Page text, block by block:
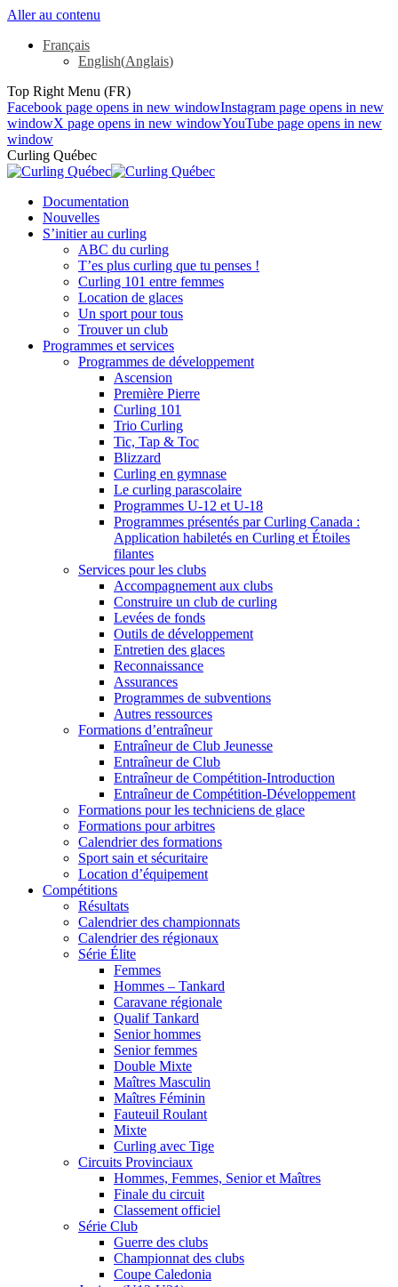
Aller au contenu
Français
English(Anglais)
Top Right Menu (FR)
Facebook page opens in new windowInstagram page opens in new
windowX page opens in new windowYouTube page opens in new
window
Curling Québec
Documentation
Nouvelles
S’initier au curling
ABC du curling
T’es plus curling que tu penses !
Curling 101 entre femmes
Location de glaces
Un sport pour tous
Trouver un club
Programmes et services
Programmes de développement
Ascension
Première Pierre
Curling 101
Trio Curling
Tic, Tap & Toc
Blizzard
Curling en gymnase
Le curling parascolaire
Programmes U-12 et U-18
Programmes présentés par Curling Canada :
Application habiletés en Curling et Étoiles
filantes
Services pour les clubs
Accompagnement aux clubs
Construire un club de curling
Levées de fonds
Outils de développement
Entretien des glaces
Reconnaissance
Assurances
Programmes de subventions
Autres ressources
Formations d’entraîneur
Entraîneur de Club Jeunesse
Entraîneur de Club
Entraîneur de Compétition-Introduction
Entraîneur de Compétition-Développement
Formations pour les techniciens de glace
Formations pour arbitres
Calendrier des formations
Sport sain et sécuritaire
Location d’équipement
Compétitions
Résultats
Calendrier des championnats
Calendrier des régionaux
Série Élite
Femmes
Hommes – Tankard
Caravane régionale
Qualif Tankard
Senior hommes
Senior femmes
Double Mixte
Maîtres Masculin
Maîtres Féminin
Fauteuil Roulant
Mixte
Curling avec Tige
Circuits Provinciaux
Hommes, Femmes, Senior et Maîtres
Finale du circuit
Classement officiel
Série Club
Guerre des clubs
Championnat des clubs
Coupe Caledonia